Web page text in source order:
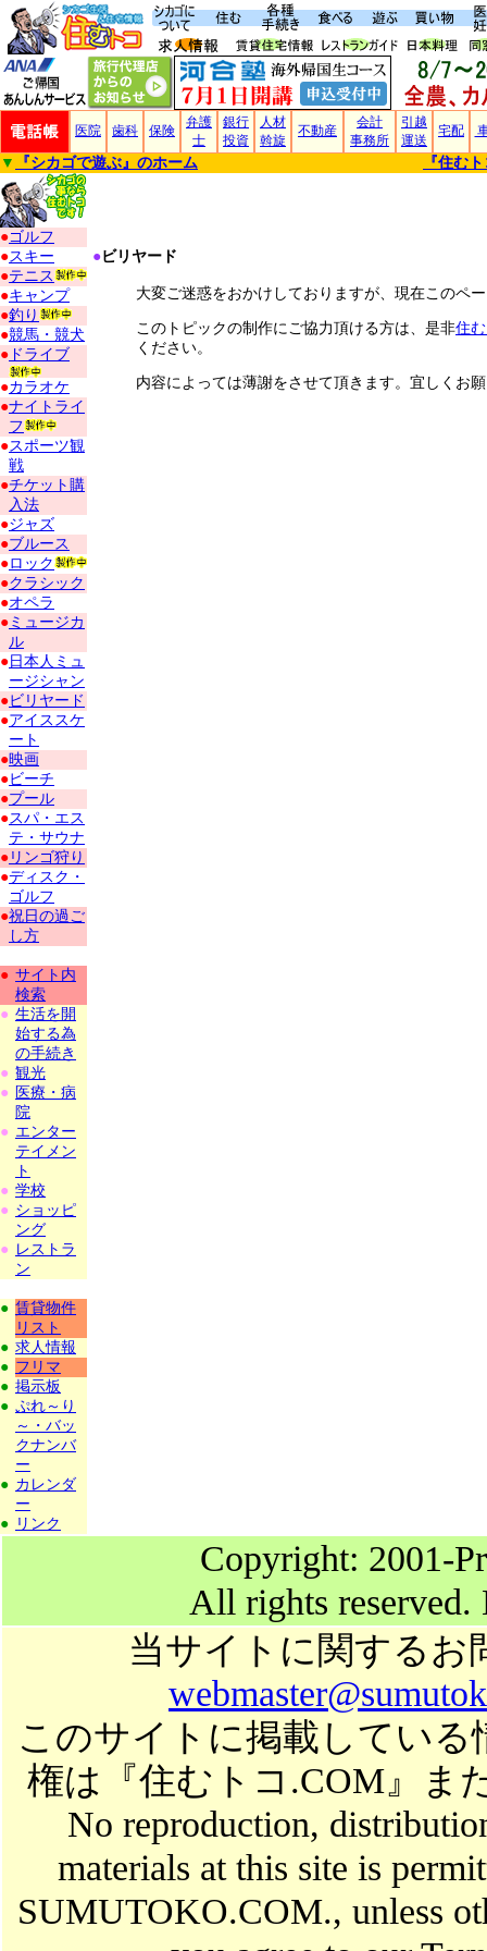
医院 歯科 保険
弁護
士
銀行
投資
人材
斡旋
不動産
会計
事務所
引越
運送
宅配
▼ 『シカゴで遊ぶ』のホーム 『住む
●ゴルフ
●スキー
●テニス
●キャンプ
●釣り
●競馬・競犬
● ドライブ
●カラオケ
●ナイトライ
フ
●スポーツ観
戦
●チケット購
入法
●ジャズ
●ブルース
●ロック
●クラシック
●オペラ
● ミュージカ
ル
● 日本人ミュ
ージシャン
●ビリヤード
●アイススケ
ート
●映画
●ビーチ
●プール
●スパ・エス
テ・サウナ
● リンゴ狩り
●ディスク・
ゴルフ
●祝日の過ご
し方
● サイト内
検索
● 生活を開
始する為
の手続き
● 観光
●
医療・病
院
● エンター
テイメン
ト
● 学校
● ショッピ
ング
● レストラ
ン
● 賃貸物件
リスト
● 求人情報
● フリマ
● 掲示板
● ぷれ～り
～・バッ
クナンバ
ー
● カレンダ
ー
● リンク
●ビリヤード
大変ご迷惑をおかけしておりますが、現在このペ
このトピックの制作にご協力頂ける方は、是非住
ください。
内容によっては薄謝をさせて頂きます。宜しくお
Copyright: 2001-
All rights
当サイトに関するお
このサイトに掲載してい
権は『住むトコ.COM』ま
No reproduction,
materials at this site is
SUMUTOKO.COM., unless